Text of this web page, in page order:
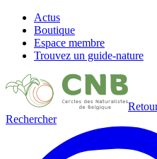
Actus
Boutique
Espace membre
Trouvez un guide-nature
Rechercher